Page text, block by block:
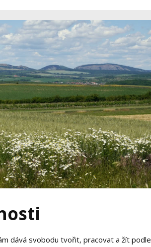
dává svobodu tvořit, pracovat a žít podle